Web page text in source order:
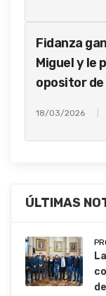
Fidanza
Miguel y le
opositor
18/03/2026
ÚLTIMAS